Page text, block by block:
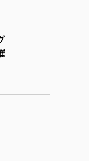
方針
る対応
学通信」
パス）
程
・研究 TOP